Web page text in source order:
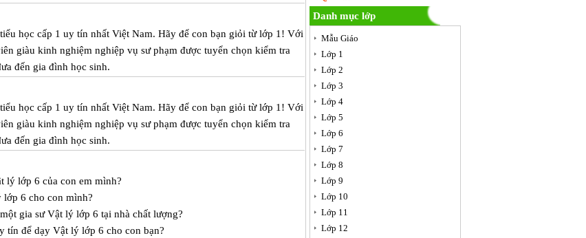
học cấp 1 uy tín nhất Việt Nam. Hãy để con bạn giỏi từ lớp 1! Với
giàu kinh nghiệm nghiệp vụ sư phạm được tuyển chọn kiểm tra
đến gia đình học sinh.
học cấp 1 uy tín nhất Việt Nam. Hãy để con bạn giỏi từ lớp 1! Với
giàu kinh nghiệm nghiệp vụ sư phạm được tuyển chọn kiểm tra
đến gia đình học sinh.
lý lớp 6 của con em mình?
lớp 6 cho con mình?
gia sư Vật lý lớp 6 tại nhà chất lượng?
tín để dạy Vật lý lớp 6 cho con bạn?
Danh mục lớp
Mẫu Giáo
Lớp 1
Lớp 2
Lớp 3
Lớp 4
Lớp 5
Lớp 6
Lớp 7
Lớp 8
Lớp 9
Lớp 10
Lớp 11
Lớp 12